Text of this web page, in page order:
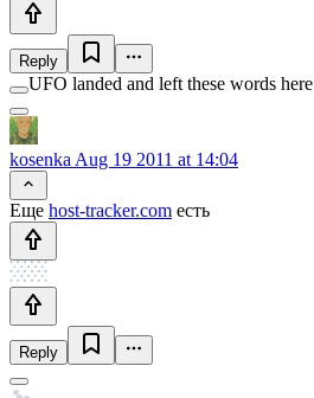
Reply
UFO landed and left these words here
kosenka Aug 19 2011 at 14:04
Еще host-tracker.com есть
Reply